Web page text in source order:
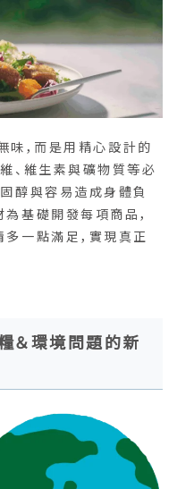
味，而是用精心設計的
、維生素與礦物質等必
醇與容易造成身體負
基礎開發每項商品，
一點滿足，實現真正
＆環境問題的新